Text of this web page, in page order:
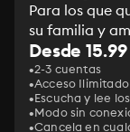
Para los que
su familia y
Desde
2-3 cuentas
Acceso Ilimitado
Escucha y lee
Modo sin
Cancela en